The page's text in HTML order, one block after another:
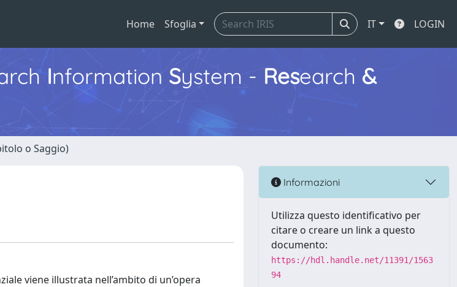
Home Sfoglia IT LOGIN
Information System - Research &
o Saggio)
viene illustrata nell’ambito di un’opera
Informazioni
Utilizza questo identificativo per
citare o creare un link a questo
documento:
https://hdl.handle.net/11391/1563
94